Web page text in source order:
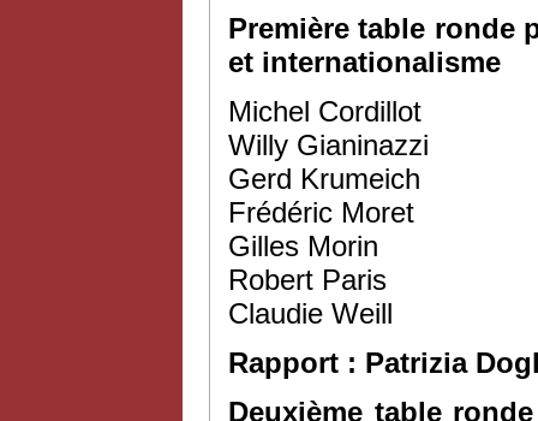
Première table ronde
et internationalisme
Michel Cordillot
Willy Gianinazzi
Gerd Krumeich
Frédéric Moret
Gilles Morin
Robert Paris
Claudie Weill
Rapport : Patrizia
Deuxième table